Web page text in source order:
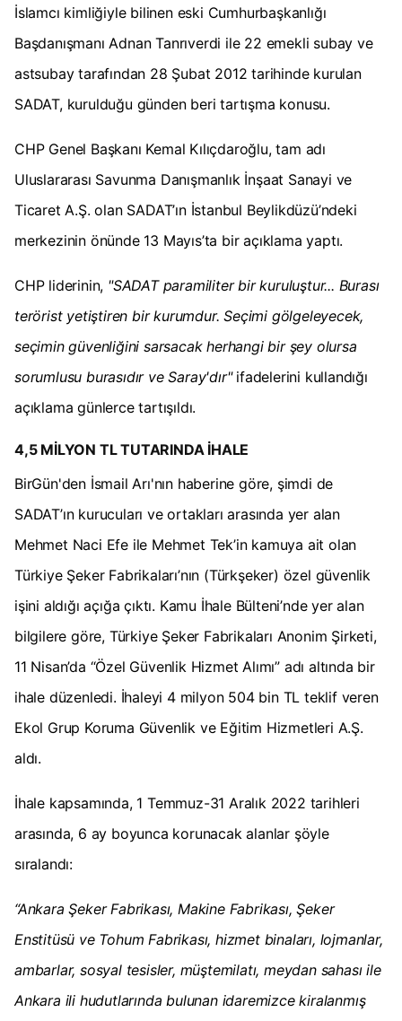
İslamcı kimliğiyle bilinen eski Cumhurbaşkanlığı
Başdanışmanı Adnan Tanrıverdi ile 22 emekli subay ve
astsubay tarafından 28 Şubat 2012 tarihinde kurulan
SADAT, kurulduğu günden beri tartışma konusu.
CHP Genel Başkanı Kemal Kılıçdaroğlu, tam adı
Uluslararası Savunma Danışmanlık İnşaat Sanayi ve
Ticaret A.Ş. olan SADAT’ın İstanbul Beylikdüzü’ndeki
merkezinin önünde 13 Mayıs’ta bir açıklama yaptı.
CHP liderinin, "SADAT paramiliter bir kuruluştur... Burası
terörist yetiştiren bir kurumdur. Seçimi gölgeleyecek,
seçimin güvenliğini sarsacak herhangi bir şey olursa
sorumlusu burasıdır ve Saray'dır"ifadelerini kullandığı
açıklama günlerce tartışıldı.
4,5 MİLYON TL TUTARINDA İHALE
BirGün'den İsmail Arı'nın haberine göre, şimdi de
SADAT’ın kurucuları ve ortakları arasında yer alan
Mehmet Naci Efe ile Mehmet Tek’in kamuya ait olan
Türkiye Şeker Fabrikaları’nın (Türkşeker) özel güvenlik
işini aldığı açığa çıktı. Kamu İhale Bülteni’nde yer alan
bilgilere göre, Türkiye Şeker Fabrikaları Anonim Şirketi,
11 Nisan’da “Özel Güvenlik Hizmet Alımı” adı altında bir
ihale düzenledi. İhaleyi 4 milyon 504 bin TL teklif veren
Ekol Grup Koruma Güvenlik ve Eğitim Hizmetleri A.Ş.
aldı.
İhale kapsamında, 1 Temmuz-31 Aralık 2022 tarihleri
arasında, 6 ay boyunca korunacak alanlar şöyle
sıralandı:
“Ankara Şeker Fabrikası, Makine Fabrikası, Şeker
Enstitüsü ve Tohum Fabrikası, hizmet binaları, lojmanlar,
ambarlar, sosyal tesisler, müştemilatı, meydan sahası ile
Ankara ili hudutlarında bulunan idaremizce kiralanmış